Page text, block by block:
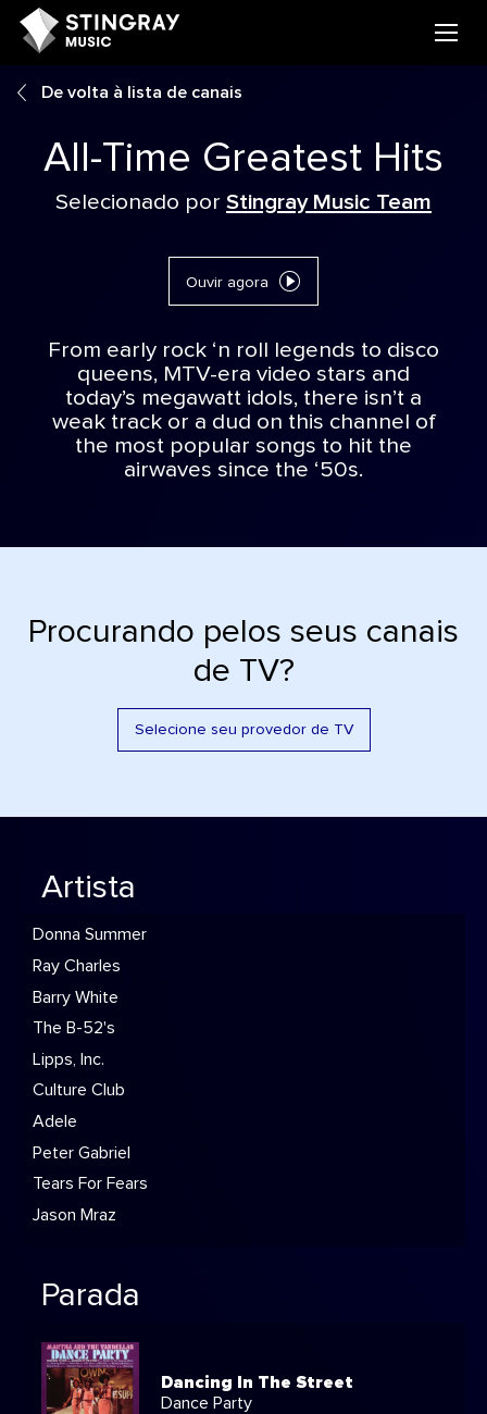
De volta à lista de canais
All-Time Greatest Hits
Selecionado por Stingray Music Team
Ouvir agora
From early rock ‘n roll legends to disco
queens, MTV-era video stars and
today’s megawatt idols, there isn’t a
weak track or a dud on this channel of
the most popular songs to hit the
airwaves since the ‘50s.
Procurando pelos seus canais
de TV?
Selecione seu provedor de TV
Artista
Donna Summer
Ray Charles
Barry White
The B-52's
Lipps, Inc.
Culture Club
Adele
Peter Gabriel
Tears For Fears
Jason Mraz
Parada
Dancing In The Street
Dance Party